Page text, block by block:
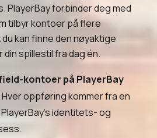
PlayerBay forbinder deg med
tilbyr kontoer på flere
kan finne den nøyaktige
spillestil fra dag én.
kontoer på PlayerBay
oppføring kommer fra en
identitets- og